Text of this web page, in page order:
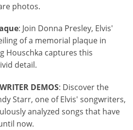
photos.
: Join Donna Presley, Elvis'
of a memorial plaque in
Houschka captures this
detail.
DEMOS: Discover the
Starr, one of Elvis' songwriters,
analyzed songs that have
now.